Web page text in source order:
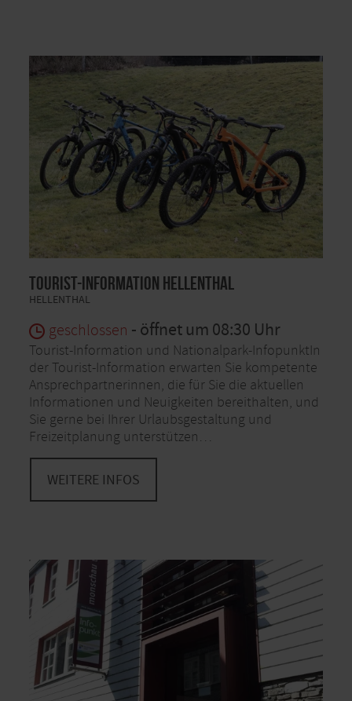
Tourist-Information Hellenthal
HELLENTHAL
geschlossen - öffnet um 08:30 Uhr
Tourist-Information und Nationalpark-InfopunktIn
der Tourist-Information erwarten Sie kompetente
Ansprechpartnerinnen, die für Sie die aktuellen
Informationen und Neuigkeiten bereithalten, und
Sie gerne bei Ihrer Urlaubsgestaltung und
Freizeitplanung unterstützen…
WEITERE INFOS